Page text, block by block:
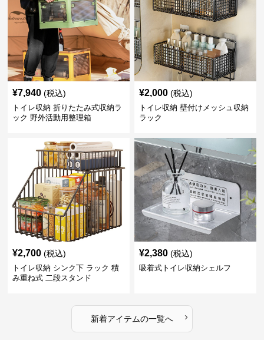
¥7,940 (税込)
トイレ収納 折りたたみ式収納ラ
ック 野外活動用整理箱
¥2,000 (税込)
トイレ収納 壁付けメッシュ収納
ラック
¥2,700 (税込)
トイレ収納 シンク下 ラック 積
み重ね式 二段スタンド
¥2,380 (税込)
吸着式トイレ収納シェルフ
新着アイテムの一覧へ ›